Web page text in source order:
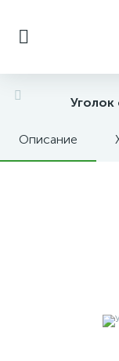
Уголок
Описание